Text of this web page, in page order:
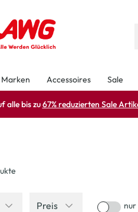
Marken Accessoires Sale
alle bis zu67% reduzierten Sale
Preis nur